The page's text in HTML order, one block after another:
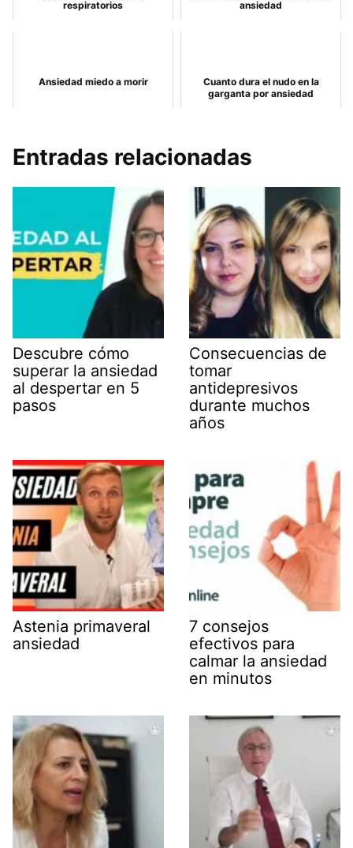
respiratorios
ansiedad
Ansiedad miedo a morir
Cuanto dura el nudo en la
garganta por ansiedad
Entradas relacionadas
Descubre cómo
superar la ansiedad
al despertar en 5
pasos
Consecuencias de
tomar
antidepresivos
durante muchos
años
Astenia primaveral
ansiedad
7 consejos
efectivos para
calmar la ansiedad
en minutos